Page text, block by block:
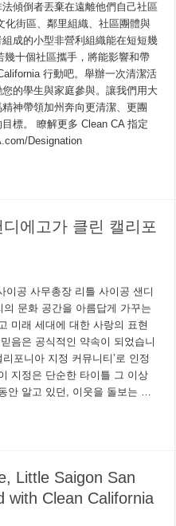
傾倒者丟棄在遠離他們自己社區
化街區、鄰里組織、社區團體與
成的小型非營利組織能在短短幾
十個社區攜手，將能影響和帶
行動吧。舉辦一次清潔活
的學生與家庭參與。讓我們用大
神帶領加州奔向更清潔、更團
標。 瞭解更多 Clean CA 指定
Designation
에고가 클린 캘리포
이공 사무총장 리틀 사이공 샌디
문화 공간을 아름답게 가꾸는
미래 세대에 대한 사랑의 표현
음은 공식적인 약속이 되었습니
포니아 지정 커뮤니티’로 인정
지정은 단순한 타이틀 그 이상
안 알고 있던, 이웃을 돌보는 …
Little Saigon San
with Clean California